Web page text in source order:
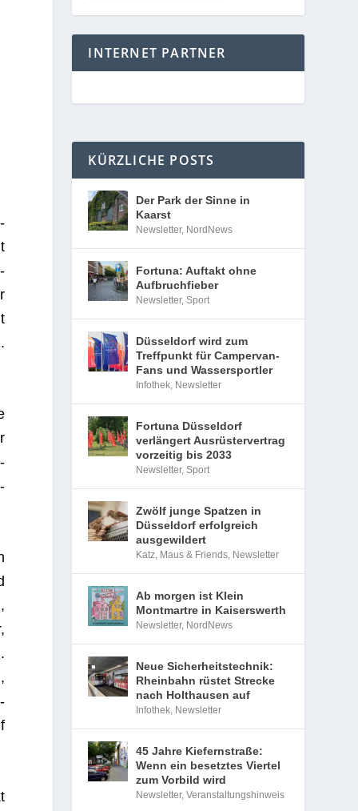
INTERNET PARTNER
KÜRZLICHE POSTS
Der Park der Sinne in
Kaarst
Newsletter, NordNews
Fortuna: Auftakt ohne
Aufbruchfieber
Newsletter,Sport
Düsseldorf wird zum
Treffpunkt für Campervan-
Fans und Wassersportler
Infothek, Newsletter
Fortuna Düsseldorf
verlängert Ausrüstervertrag
vorzeitig bis 2033
Newsletter,Sport
Zwölf junge Spatzen in
Düsseldorf erfolgreich
ausgewildert
Katz, Maus & Friends, Newsletter
Ab morgen ist Klein
Montmartre in Kaiserswerth
Newsletter, NordNews
Neue Sicherheitstechnik:
Rheinbahn rüstet Strecke
nach Holthausen auf
Infothek, Newsletter
45 Jahre Kiefernstraße:
Wenn ein besetztes Viertel
zum Vorbild wird
Newsletter,Veranstaltungshinweis